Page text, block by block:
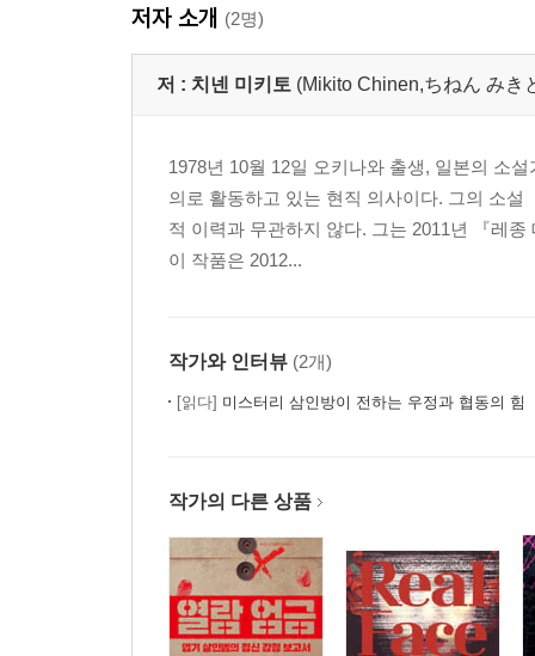
저자 소개 (2명)
저 : 치넨 미키토 (Mikito Chinen,ちねん みき
1978년 10월 12일 오키나와 출생, 일본의 소
의로 활동하고 있는 현직 의사이다. 그의 소
적 이력과 무관하지 않다. 그는 2011년 『레
이 작품은 2012...
작가와 인터뷰 (2개)
[읽다] 미스터리 삼인방이 전하는 우정과 협동의 힘
작가의 다른 상품